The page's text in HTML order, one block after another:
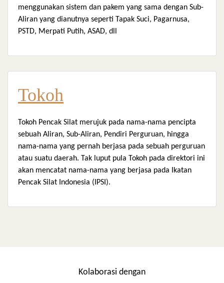
menggunakan sistem dan pakem yang sama dengan Sub-
Aliran yang dianutnya seperti Tapak Suci, Pagarnusa,
PSTD, Merpati Putih, ASAD, dll
Tokoh
Tokoh Pencak Silat merujuk pada nama-nama pencipta
sebuah Aliran, Sub-Aliran, Pendiri Perguruan, hingga
nama-nama yang pernah berjasa pada sebuah perguruan
atau suatu daerah. Tak luput pula Tokoh pada direktori ini
akan mencatat nama-nama yang berjasa pada Ikatan
Pencak Silat Indonesia (IPSI).
Kolaborasi dengan